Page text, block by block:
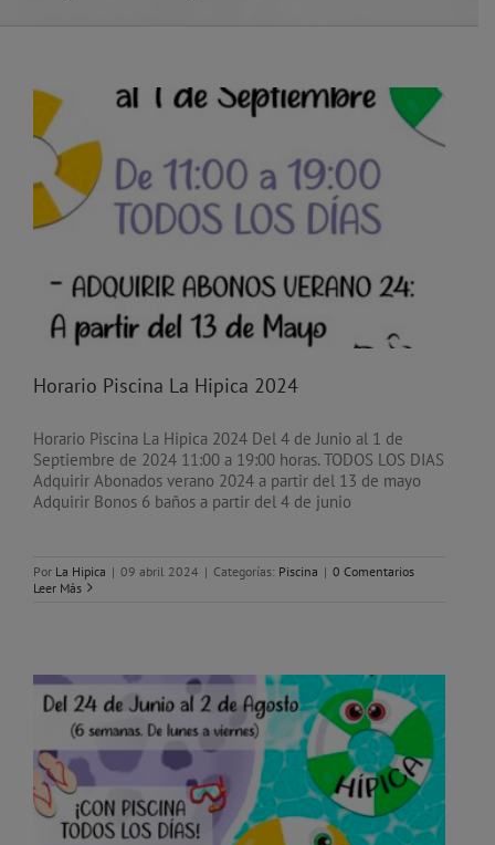
Horario Piscina La Hipica 2024
Horario Piscina La Hipica 2024 Del 4 de Junio al 1 de
Septiembre de 2024 11:00 a 19:00 horas. TODOS LOS DIAS
Adquirir Abonados verano 2024 a partir del 13 de mayo
Adquirir Bonos 6 baños a partir del 4 de junio
Por La Hipica | 09 abril 2024 | Categorías: Piscina | 0 Comentarios
Leer Más